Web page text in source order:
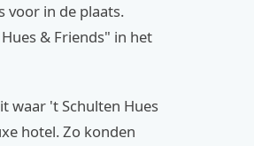
voor in de plaats.
& Friends" in het
waar 't Schulten Hues
hotel. Zo konden